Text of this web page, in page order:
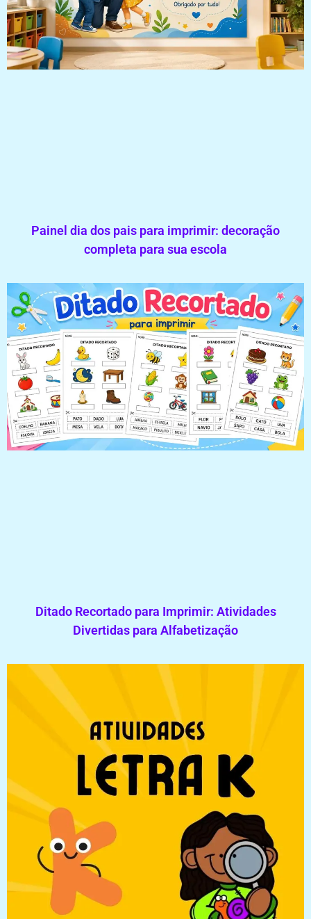
Painel dia dos pais para imprimir: decoração
completa para sua escola
Ditado Recortado para Imprimir: Atividades
Divertidas para Alfabetização